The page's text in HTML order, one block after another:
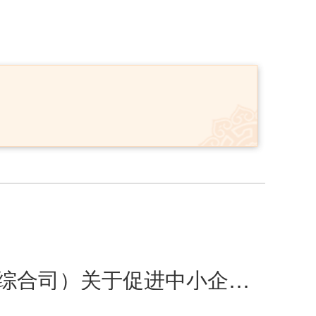
工业和信息化部等15部门办公厅（秘书局、办公室、综合司）关于促进中小企业提升合规意识加强合规管理的指导意见